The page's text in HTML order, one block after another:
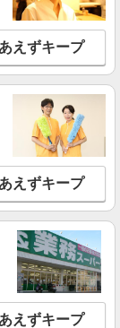
を見る
業部/知立オフィ
り） ※給与
本線「知立」駅
見る
業部/知立オフィ
えずキープ
えずキープ
えずキープ